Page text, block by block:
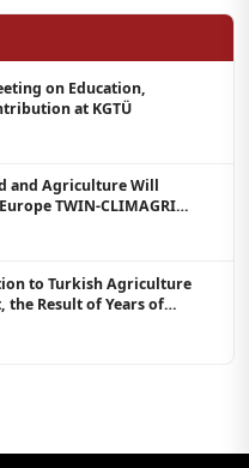
on Education,
at KGTÜ
and Agriculture Will
TWIN-CLIMAGRI
to Turkish Agriculture
the Result of Years of